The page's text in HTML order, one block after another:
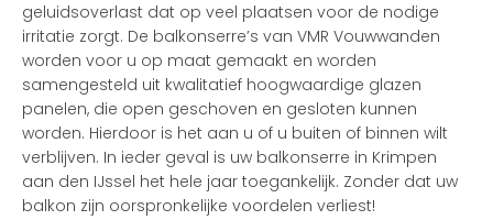
geluidsoverlast dat op veel plaatsen voor de nodige
irritatie zorgt. De balkonserre’s van VMR Vouwwanden
worden voor u op maat gemaakt en worden
samengesteld uit kwalitatief hoogwaardige glazen
panelen, die open geschoven en gesloten kunnen
worden. Hierdoor is het aan u of u buiten of binnen wilt
verblijven. In ieder geval is uw balkonserre in Krimpen
aan den IJssel het hele jaar toegankelijk. Zonder dat uw
balkon zijn oorspronkelijke voordelen verliest!